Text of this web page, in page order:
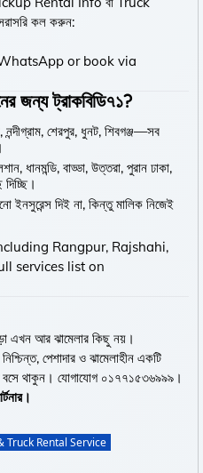
কল করুন:
or book via
জন্য ট্রাকবিডি৭১?
নন্দীগ্রাম, শেরপুর, ধুনট, শিবগঞ্জ—সব
ধানমন্ডি, বাড্ডা, উত্তরা, পুরান ঢাকা,
ইনসুরেন্স দিই না, কিন্তু মালিক নিজেই
Rangpur, Rajshahi,
services list on
এখন আর ঝামেলার কিছু নয়।
পেশাদার ও ঝামেলাহীন একটি
বসে থাকুন। যোগাযোগ ০১৭৭১৫৩৬৯৯৯।
Truck Rental Service